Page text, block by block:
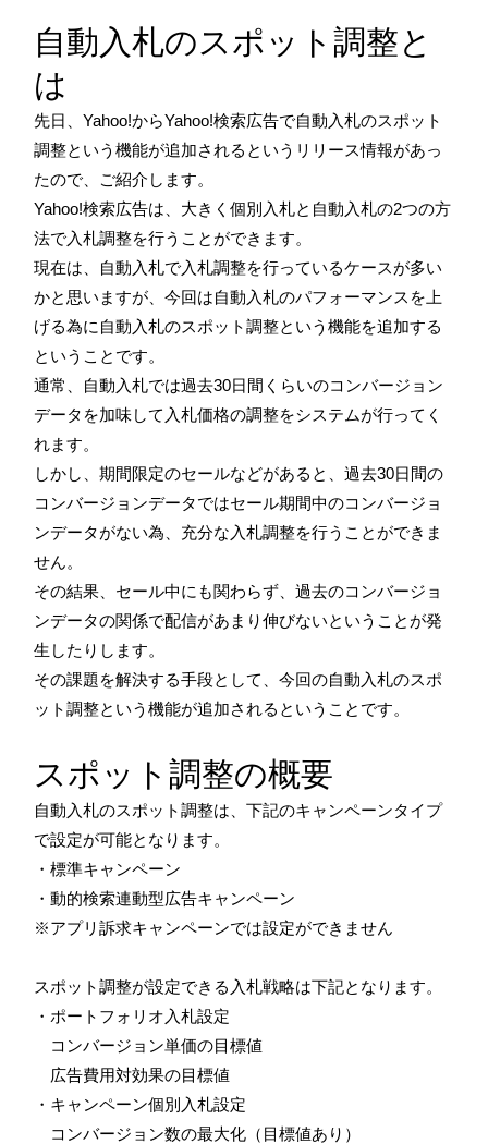
自動入札のスポット調整と
は
先日、Yahoo!からYahoo!検索広告で自動入札のスポット
調整という機能が追加されるというリリース情報があっ
たので、ご紹介します。
Yahoo!検索広告は、大きく個別入札と自動入札の2つの方
法で入札調整を行うことができます。
現在は、自動入札で入札調整を行っているケースが多い
かと思いますが、今回は自動入札のパフォーマンスを上
げる為に自動入札のスポット調整という機能を追加する
ということです。
通常、自動入札では過去30日間くらいのコンバージョン
データを加味して入札価格の調整をシステムが行ってく
れます。
しかし、期間限定のセールなどがあると、過去30日間の
コンバージョンデータではセール期間中のコンバージョ
ンデータがない為、充分な入札調整を行うことができま
せん。
その結果、セール中にも関わらず、過去のコンバージョ
ンデータの関係で配信があまり伸びないということが発
生したりします。
その課題を解決する手段として、今回の自動入札のスポ
ット調整という機能が追加されるということです。
スポット調整の概要
自動入札のスポット調整は、下記のキャンペーンタイプ
で設定が可能となります。
・標準キャンペーン
・動的検索連動型広告キャンペーン
※アプリ訴求キャンペーンでは設定ができません
スポット調整が設定できる入札戦略は下記となります。
・ポートフォリオ入札設定
コンバージョン単価の目標値
広告費用対効果の目標値
・キャンペーン個別入札設定
コンバージョン数の最大化（目標値あり）